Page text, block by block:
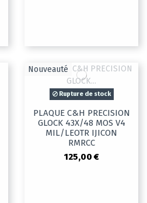
Nouveauté
Rupture de stock
PLAQUE C&H PRECISION
GLOCK 43X/48 MOS V4
MIL/LEOTR IJICON
RMRCC
125,00 €